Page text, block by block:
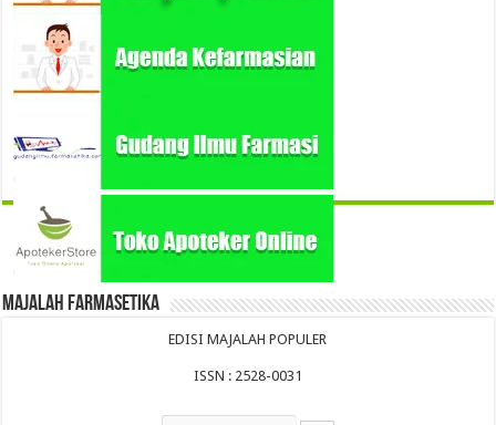
Majalah Farmasetika
EDISI MAJALAH POPULER
ISSN : 2528-0031